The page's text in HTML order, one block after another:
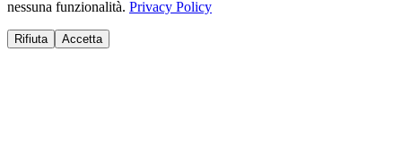
nessuna funzionalità. Privacy Policy
Rifiuta Accetta